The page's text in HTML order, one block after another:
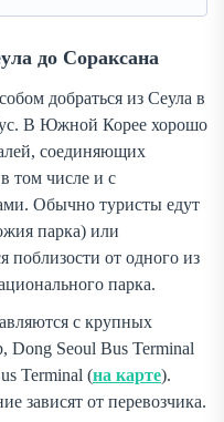
до Сораксана
добраться из Сеула в
В Южной Корее хорошо
соединяющих
том числе и с
Обычно туристы едут
парка) или
поблизости от одного из
парка.
с крупных
Dong Seoul Bus Terminal
Terminal (на карте).
зависят от перевозчика.